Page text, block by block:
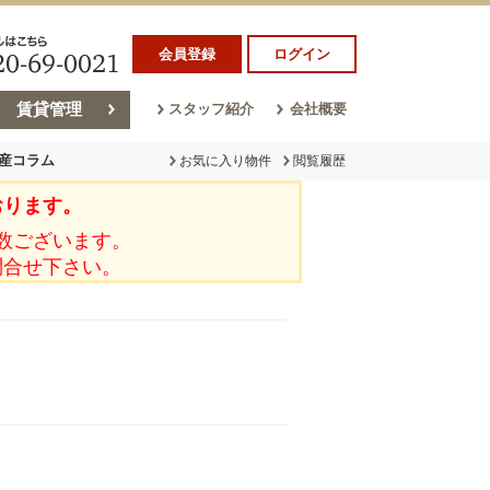
会員登録 ログイン
賃貸管理 スタッフ紹介 会社概要
コラム
ム
お気に入り物件 閲覧履歴
ます。
ざいます。
せ下さい。